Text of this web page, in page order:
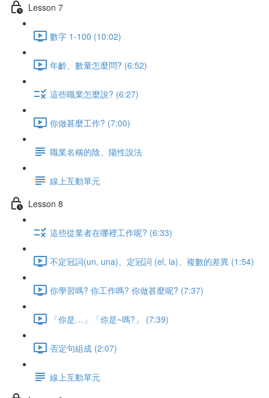
Lesson 7
數字 1-100 (10:02)
年齡、數量怎麼問? (6:52)
這些職業怎麼說? (6:27)
你做甚麼工作? (7:00)
職業名稱的陰、陽性說法
線上互動單元
Lesson 8
這些從業者在哪裡工作呢? (6:33)
不定冠詞(un, una)、定冠詞 (el, la)、複數的差異 (1:54)
你學習嗎? 你工作嗎? 你做甚麼呢? (7:37)
「你是…」「你是~嗎?」 (7:39)
否定句組成 (2:07)
線上互動單元